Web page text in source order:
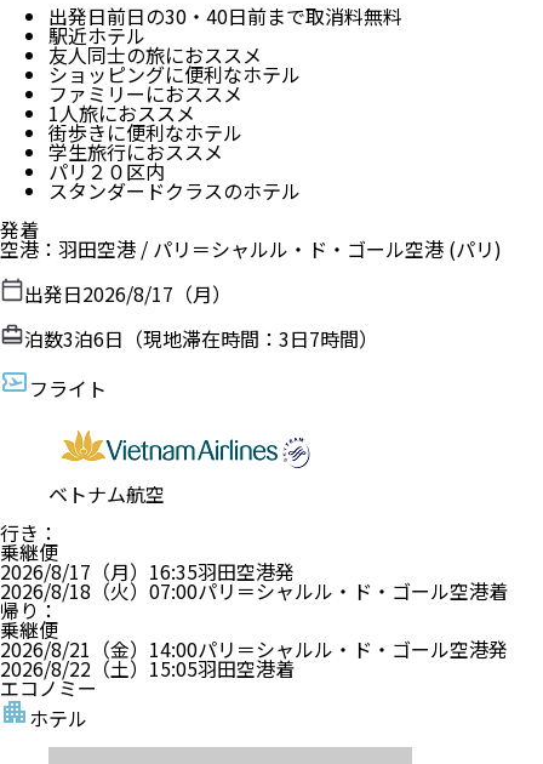
出発日前日の30・40日前まで取消料無料
駅近ホテル
友人同士の旅におススメ
ショッピングに便利なホテル
ファミリーにおススメ
1人旅におススメ
街歩きに便利なホテル
学生旅行におススメ
パリ２０区内
スタンダードクラスのホテル
発着
空港 ： 羽田空港 / パリ＝シャルル・ド・ゴール空港 (パリ)
出発日2026/8/17（月）
泊数3泊6日（現地滞在時間： 3日7時間）
フライト
ベトナム航空
行き ：
乗継便
2026/8/17（月） 16:35羽田空港発
2026/8/18（火） 07:00パリ＝シャルル・ド・ゴール空港着
帰り ：
乗継便
2026/8/21（金） 14:00パリ＝シャルル・ド・ゴール空港発
2026/8/22（土） 15:05羽田空港着
エコノミー
ホテル